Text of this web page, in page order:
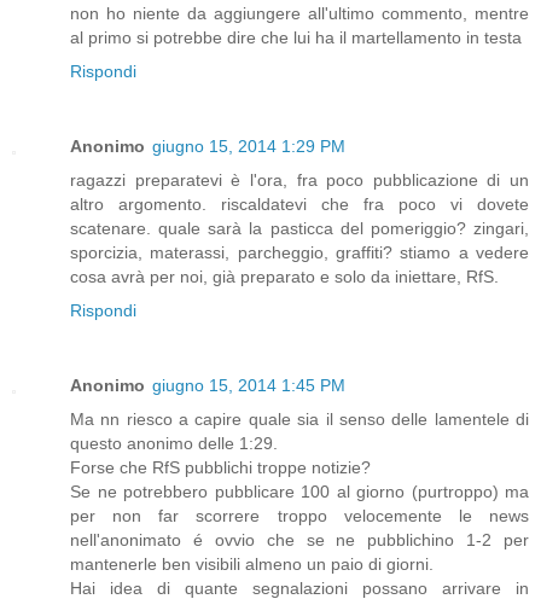
non ho niente da aggiungere all'ultimo commento, mentre
al primo si potrebbe dire che lui ha il martellamento in testa
Rispondi
Anonimo giugno 15, 2014 1:29 PM
ragazzi preparatevi è l'ora, fra poco pubblicazione di un
altro argomento. riscaldatevi che fra poco vi dovete
scatenare. quale sarà la pasticca del pomeriggio? zingari,
sporcizia, materassi, parcheggio, graffiti? stiamo a vedere
cosa avrà per noi, già preparato e solo da iniettare, RfS.
Rispondi
Anonimo giugno 15, 2014 1:45 PM
Ma nn riesco a capire quale sia il senso delle lamentele di
questo anonimo delle 1:29.
Forse che RfS pubblichi troppe notizie?
Se ne potrebbero pubblicare 100 al giorno (purtroppo) ma
per non far scorrere troppo velocemente le news
nell'anonimato é ovvio che se ne pubblichino 1-2 per
mantenerle ben visibili almeno un paio di giorni.
Hai idea di quante segnalazioni possano arrivare in